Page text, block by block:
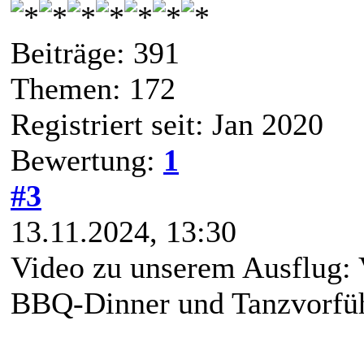
Beiträge: 391
Themen: 172
Registriert seit: Jan 2020
Bewertung: 1
#3
13.11.2024, 13:30
Video zu unserem
BBQ-Dinner und